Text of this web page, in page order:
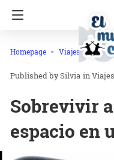
Homepage Viajes en furgo
Silvia in
Sobrevivir
espacio en